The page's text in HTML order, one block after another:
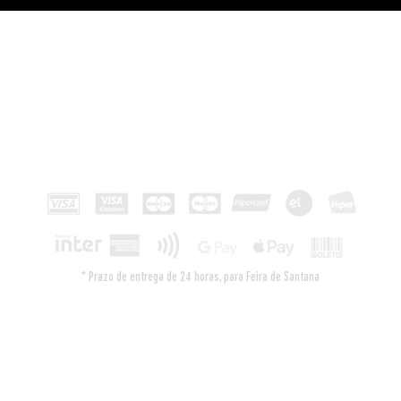
* Prazo de entrega de 24 horas, para Feira de Santana